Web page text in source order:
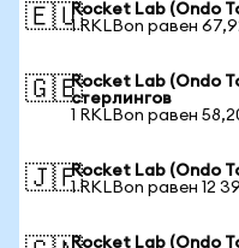
🇪🇺Rocket Lab (Ondo
1 RKLBon равен
🇬🇧Rocket Lab (Ondo
стерлингов
1 RKLBon равен
🇯🇵Rocket Lab (Ondo
1 RKLBon равен 12
Rocket Lab (Ondo